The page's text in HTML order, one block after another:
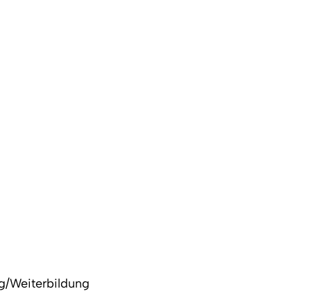
Weiterbildung